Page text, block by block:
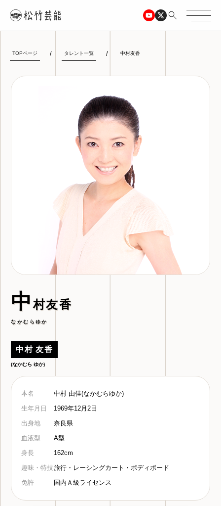
TOPページ タレント一覧 中村友香
中村友香
なかむらゆか
中村 友香
(なかむら ゆか)
本名
中村 由佳(なかむらゆか)
生年月日
1969年12月2日
出身地
奈良県
血液型
A型
身長
162cm
趣味・特技旅行・レーシングカート・ボディボード
免許
国内Ａ級ライセンス